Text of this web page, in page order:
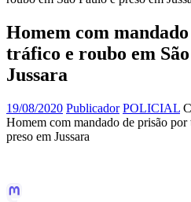
Homem com
tráfico e roubo em
Jussara
19/08/2020 Publicador POLICIAL
Homem com mandado de prisão
preso em Jussara